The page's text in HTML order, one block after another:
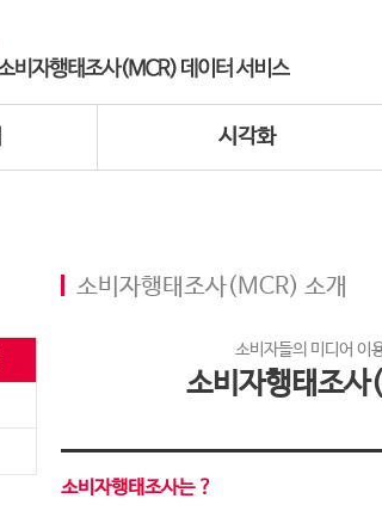
시각화
소비자행태조사(MCR) 소개
소비자들의 미디어 이
소비자행태조
소비자행태조사는 ?